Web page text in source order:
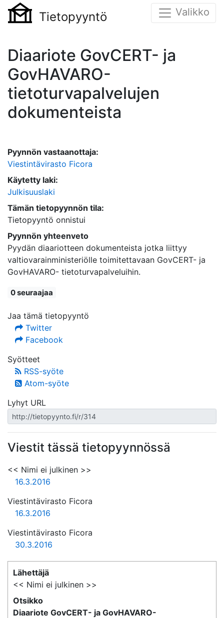
Tietopyyntö Valikko
Diaariote GovCERT- ja
GovHAVARO-
tietoturvapalvelujen
dokumenteista
Pyynnön vastaanottaja:
Viestintävirasto Ficora
Käytetty laki:
Julkisuuslaki
Tämän tietopyynnön tila:
Tietopyyntö onnistui
Pyynnön yhteenveto
Pyydän diaariotteen dokumenteista jotka liittyy
valtiovarainministeriölle toimitettavaan GovCERT- ja
GovHAVARO- tietoturvapalveluihin.
0 seuraajaa
Jaa tämä tietopyyntö
Twitter
Facebook
Syötteet
RSS-syöte
Atom-syöte
Lyhyt URL
Viestit tässä tietopyynnössä
<< Nimi ei julkinen >>
16.3.2016
Viestintävirasto Ficora
16.3.2016
Viestintävirasto Ficora
30.3.2016
Lähettäjä
<< Nimi ei julkinen >>
Otsikko
Diaariote GovCERT- ja GovHAVARO-